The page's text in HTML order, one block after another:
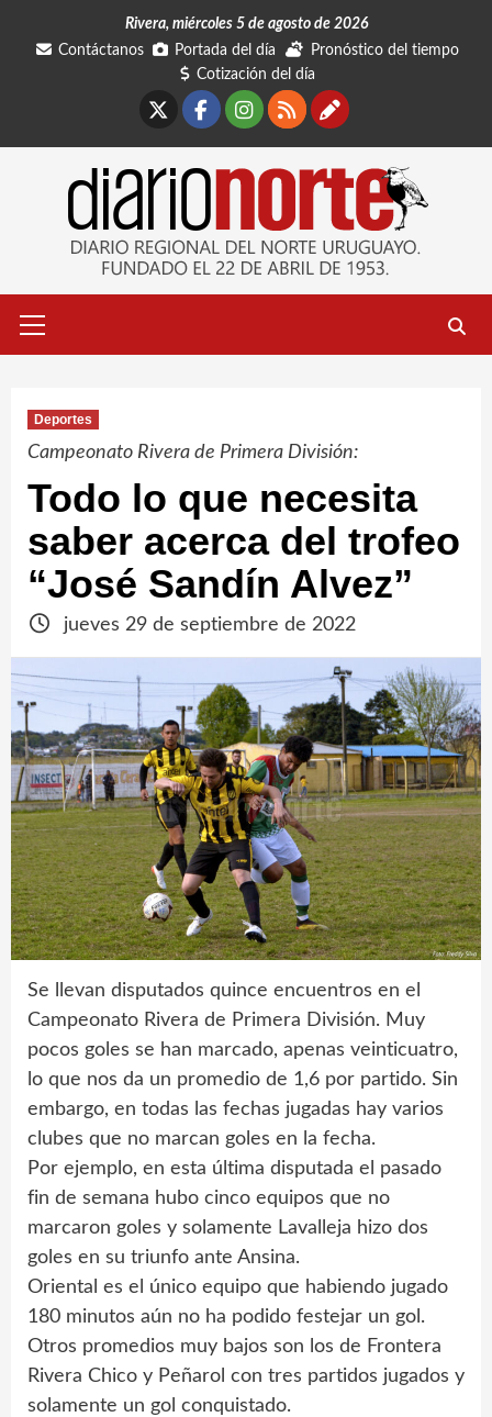
Rivera, miércoles 5 de agosto de 2026
Contáctanos
Portada del día
Pronóstico del tiempo
Cotización del día
Facebook
Instagram
RSSContáctanos
primario
Deportes
Campeonato Rivera de Primera División:
Todo lo que necesita
saber acerca del trofeo
“José Sandín Alvez”
jueves 29 de septiembre de 2022
Se llevan disputados quince encuentros en el
Campeonato Rivera de Primera División. Muy
pocos goles se han marcado, apenas veinticuatro,
lo que nos da un promedio de 1,6 por partido. Sin
embargo, en todas las fechas jugadas hay varios
clubes que no marcan goles en la fecha.
Por ejemplo, en esta última disputada el pasado
fin de semana hubo cinco equipos que no
marcaron goles y solamente Lavalleja hizo dos
goles en su triunfo ante Ansina.
Oriental es el único equipo que habiendo jugado
180 minutos aún no ha podido festejar un gol.
Otros promedios muy bajos son los de Frontera
Rivera Chico y Peñarol con tres partidos jugados y
solamente un gol conquistado.